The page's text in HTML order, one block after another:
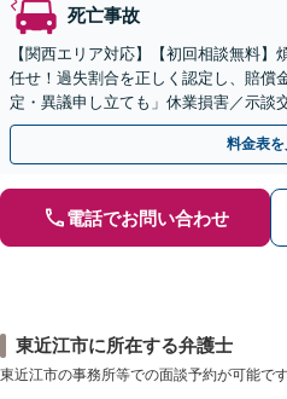
死亡事故
【関西エリア対応】【初回相談無料
任せ！過失割合を正しく認定し、賠償
定・異議申し立ても」休業損害／示談
ち切り／物損事故／死亡事故【休日・
料金表を
電話でお問い合わせ
東近江市に所在する弁護士
東近江市の事務所等での面談予約が可能です